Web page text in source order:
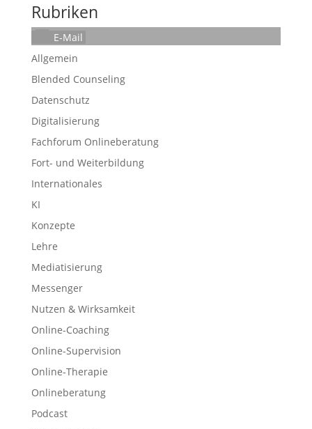
Rubriken
E-Mail
Allgemein
Blended Counseling
Datenschutz
Digitalisierung
Fachforum Onlineberatung
Fort- und Weiterbildung
Internationales
KI
Konzepte
Lehre
Mediatisierung
Messenger
Nutzen & Wirksamkeit
Online-Coaching
Online-Supervision
Online-Therapie
Onlineberatung
Podcast